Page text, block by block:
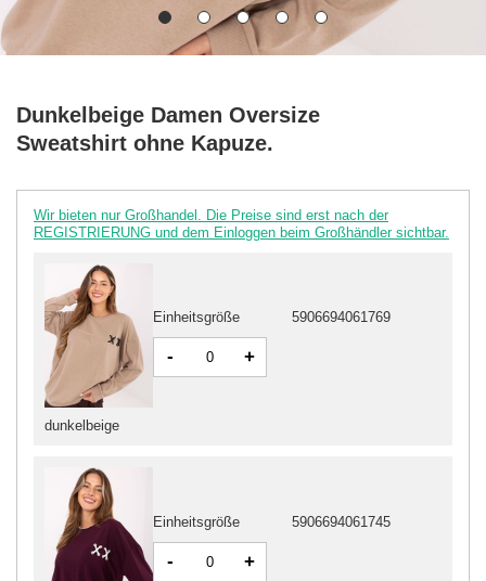
Dunkelbeige Damen Oversize
Sweatshirt ohne Kapuze.
Wir bieten nur Großhandel. Die Preise sind erst nach der
REGISTRIERUNG und dem Einloggen beim Großhändler sichtbar.
dunkelbeige
Einheitsgröße 5906694061769
- +
Einheitsgröße 5906694061745
- +